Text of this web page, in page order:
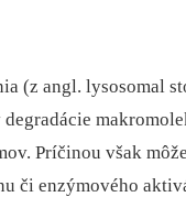
(z angl. lysosomal
Príčinou však
či enzýmového